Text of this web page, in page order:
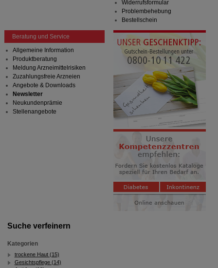
Suche verfeinern
Kategorien
trockene Haut (15)
Gesichtspflege (14)
Widerrufsformular
Problembehebung
Bestellschein
Beratung und Service
Allgemeine Information
Produktberatung
Meldung Arzneimittelrisiken
Zuzahlungsfreie Arzneien
Angebote & Downloads
Newsletter
Neukundenprämie
Stellenangebote